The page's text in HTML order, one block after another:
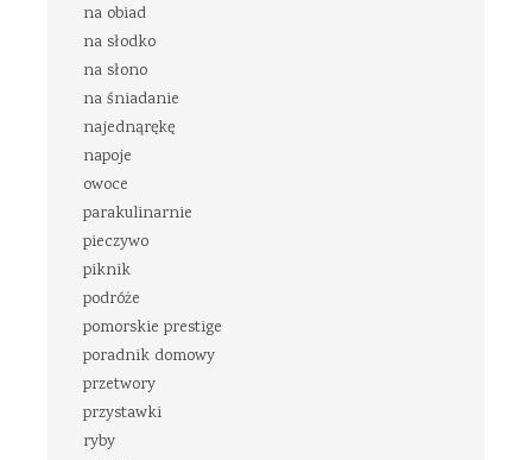
na obiad
na słodko
na słono
na śniadanie
najednąrękę
napoje
owoce
parakulinarnie
pieczywo
piknik
podróże
pomorskie prestige
poradnik domowy
przetwory
przystawki
ryby